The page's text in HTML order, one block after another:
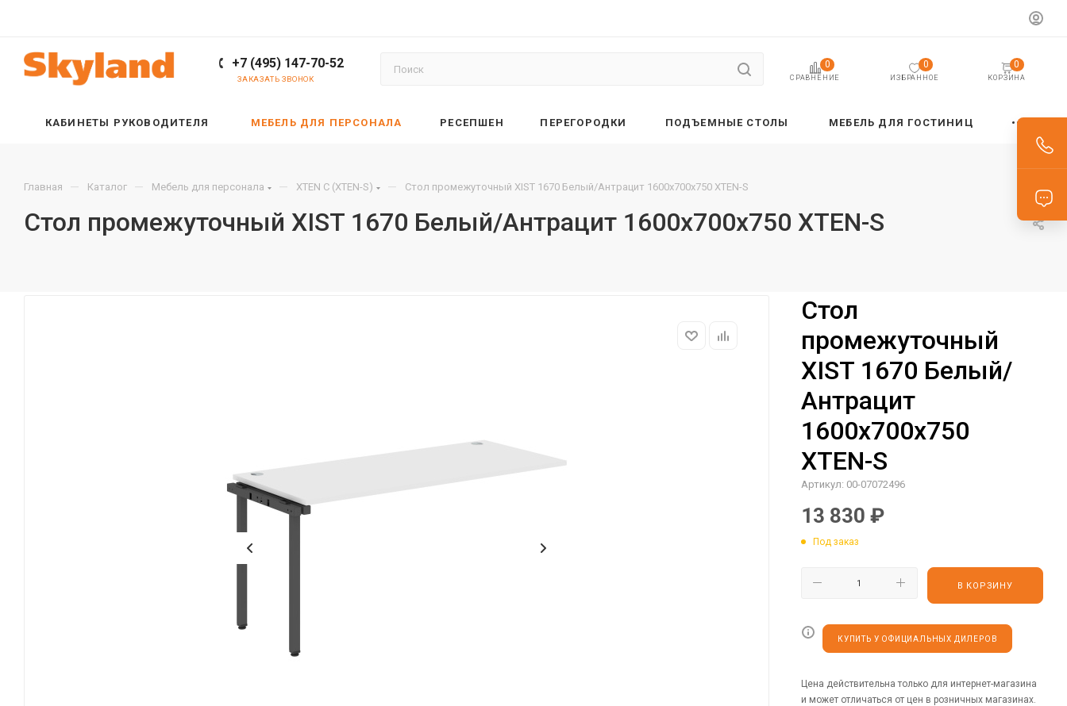
+7 (495) 147-70-52
ЗАКАЗАТЬ ЗВОНОК СРАВНЕНИЕ
0
ИЗБРАННОЕ
0
КОРЗИНА
0
КАБИНЕТЫ РУКОВОДИТЕЛЯ МЕБЕЛЬ ДЛЯ ПЕРСОНАЛА РЕСЕПШЕН ПЕРЕГОРОДКИ ПОДЪЕМНЫЕ СТОЛЫ МЕБЕЛЬ ДЛЯ ГОСТИНИЦ
Главная — Каталог — Мебель для персонала — XTEN С (XTEN-S) — Стол промежуточный XIST 1670 Белый/Антрацит 1600х700х750 XTEN-S
Стол промежуточный XIST 1670 Белый/Антрацит 1600х700х750 XTEN-S
Стол
промежуточный
XIST 1670 Белый/
Антрацит
1600х700х750
XTEN-S
Артикул: 00-07072496
13 830 ₽
Под заказ
В КОРЗИНУ
КУПИТЬ У ОФИЦИАЛЬНЫХ ДИЛЕРОВ
Цена действительна только для интернет-магазина
и может отличаться от цен в розничных магазинах.